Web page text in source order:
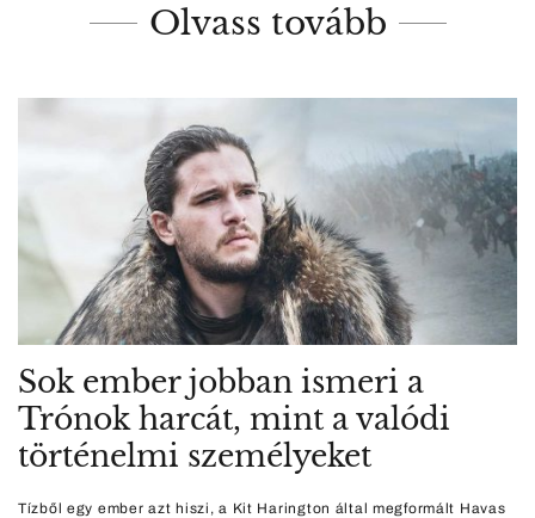
Olvass tovább
Sok ember jobban ismeri a
Trónok harcát, mint a valódi
történelmi személyeket
Tízből egy ember azt hiszi, a Kit Harington által megformált Havas